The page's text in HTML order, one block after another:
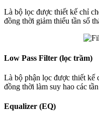
Là bộ lọc được thiết kế chỉ
đồng thời giảm thiểu tần số
Low Pass Filter (lọc trầm)
Là bộ phận lọc được thiết kế
đồng thời làm suy hao các
Equalizer (EQ)